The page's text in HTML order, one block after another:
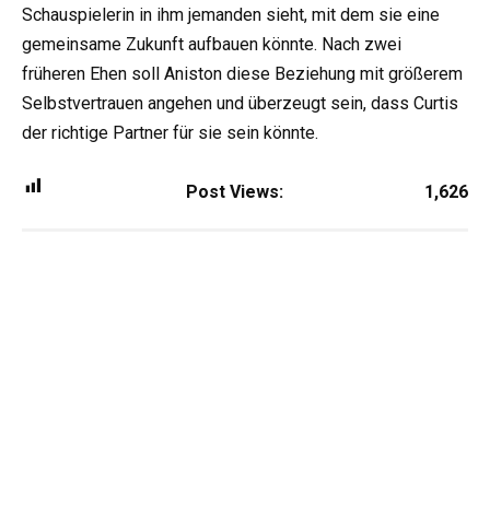
Schauspielerin in ihm jemanden sieht, mit dem sie eine
gemeinsame Zukunft aufbauen könnte. Nach zwei
früheren Ehen soll Aniston diese Beziehung mit größerem
Selbstvertrauen angehen und überzeugt sein, dass Curtis
der richtige Partner für sie sein könnte.
Post Views: 1,626